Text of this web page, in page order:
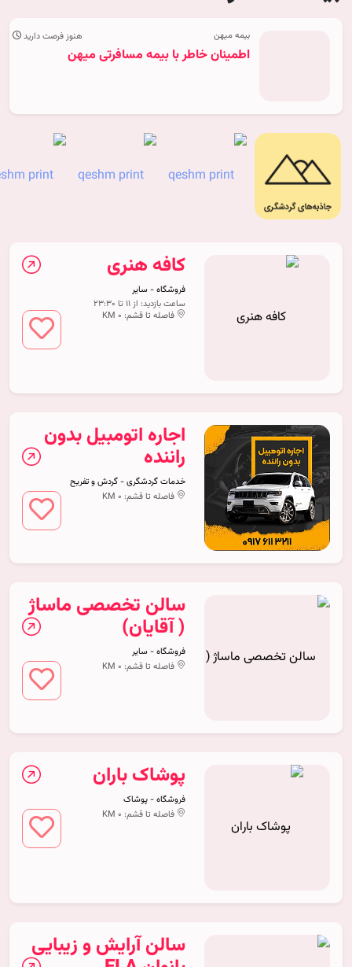
بیمه میهن هنوز فرصت دارید
اطمینان خاطر با بیمه مسافرتی میهن
کافه هنری
فروشگاه - سایر
ساعت بازدید: از 11 تا 23:30
فاصله تا قشم: 0 KM
اجاره اتومبیل بدون
راننده
خدمات گردشگری - گردش و تفریح
فاصله تا قشم: 0 KM
سالن تخصصی ماساژ
( آقایان)
فروشگاه - سایر
فاصله تا قشم: 0 KM
پوشاک باران
فروشگاه - پوشاک
فاصله تا قشم: 0 KM
سالن آرایش و زیبایی